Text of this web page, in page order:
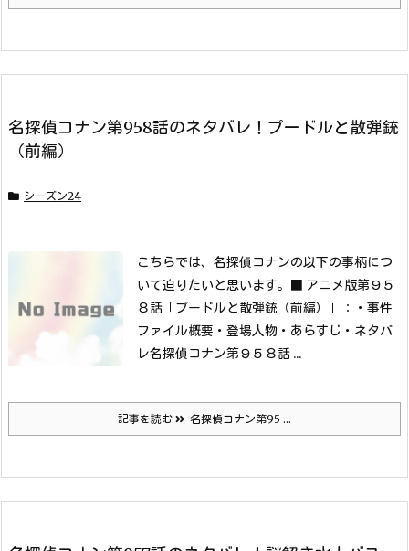
名探偵コナン第958話のネタバレ！プードルと散弾銃
（前編）
シーズン24
こちらでは、名探偵コナンの以下の事柄につ
いて迫りたいと思います。 ■ アニメ版第９５
８話「プードルと散弾銃（前編）」：
・事件
ファイル概要 ・登場人物 ・あらすじ ・ネタバ
レ名探偵コナン第９５８話 ...
記事を読む 名探偵コナン第95 ...